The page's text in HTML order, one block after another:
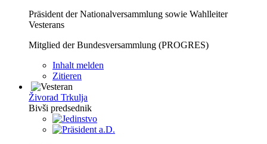
Präsident der Nationalversammlung sowie Wahlleiter
Vesterans
Mitglied der Bundesversammlung (PROGRES)
Inhalt melden
Zitieren
Živorad Trkulja
Bivši predsednik